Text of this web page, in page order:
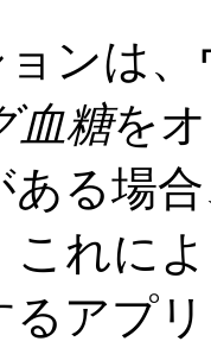
ンは
血糖を
ある場
これに
るアプ